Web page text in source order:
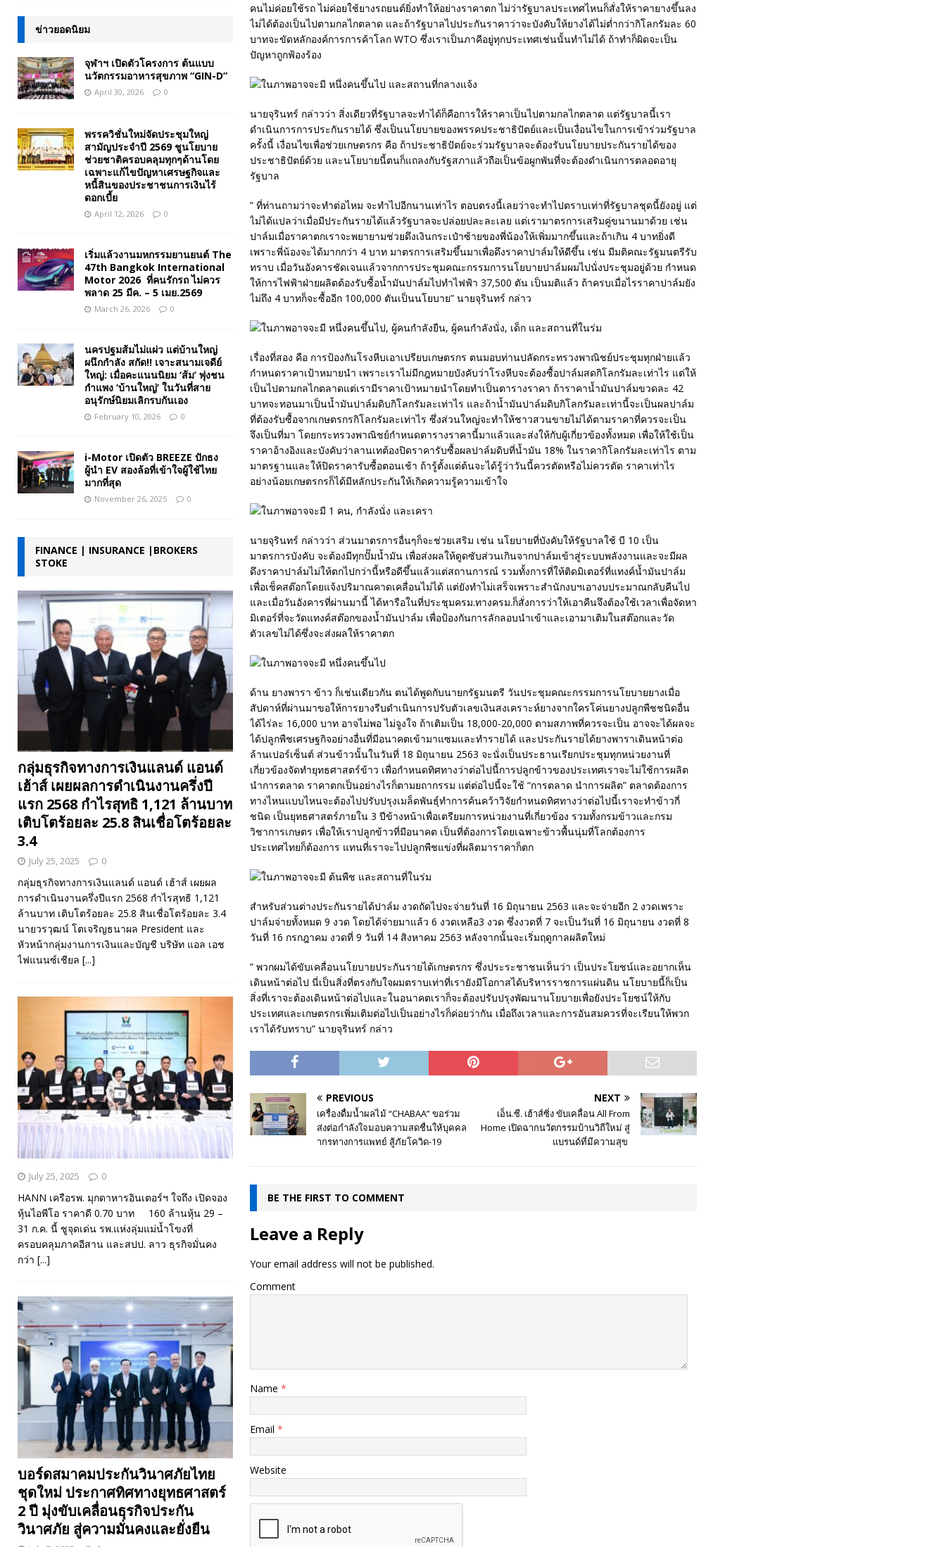
คนไม่ค่อยใช้รถ ไม่ค่อยใช้ยางรถยนต์ยิ่งทำให้อย่างราคาตก ไม่ว่ารัฐบาลประเทศไหนก็สั่งให้ราคายางขึ้นลง
ไม่ได้ต้องเป็นไปตามกลไกตลาด และถ้ารัฐบาลไปประกันราคาว่าจะบังคับให้ยางได้ไม่ต่ำกว่ากิโลกรัมละ 60
บาทจะขัดหลักองค์การการค้าโลก WTO ซึ่งเราเป็นภาคีอยู่ทุกประเทศเช่นนั้นทำไม่ได้ ถ้าทำก็ผิดจะเป็น
ปัญหาถูกฟ้องร้อง
นายจุรินทร์ กล่าวว่า สิ่งเดียวที่รัฐบาลจะทำได้ก็คือการให้ราคาเป็นไปตามกลไกตลาด แต่รัฐบาลนี้เรา
ดำเนินการการประกันรายได้ ซึ่งเป็นนโยบายของพรรคประชาธิปัตย์และเป็นเงื่อนไขในการเข้าร่วมรัฐบาล
ครั้งนี้ เงื่อนไขเพื่อช่วยเกษตรกร คือ ถ้าประชาธิปัตย์จะร่วมรัฐบาลจะต้องรับนโยบายประกันรายได้ของ
ประชาธิปัตย์ด้วย และนโยบายนี้ตนก็แถลงกับรัฐสภาแล้วถือเป็นข้อผูกพันที่จะต้องดำเนินการตลอดอายุ
รัฐบาล
” ที่ท่านถามว่าจะทำต่อไหม จะทำไปอีกนานเท่าไร ตอบตรงนี้เลยว่าจะทำไปตราบเท่าที่รัฐบาลชุดนี้ยังอยู่ แต่
ไม่ได้แปลว่าเมื่อมีประกันรายได้แล้วรัฐบาลจะปล่อยปละละเลย แต่เรามาตรการเสริมคู่ขนานมาด้วย เช่น
ปาล์มเมื่อราคาตกเราจะพยายามช่วยดึงเงินกระเป๋าซ้ายของพี่น้องให้เพิ่มมากขึ้นและถ้าเกิน 4 บาทยิ่งดี
เพราะพี่น้องจะได้มากกว่า 4 บาท มาตรการเสริมขึ้นมาเพื่อดึงราคาปาล์มให้ดีขึ้น เช่น มีมติคณะรัฐมนตรีรับ
ทราบ เมื่อวันอังคารชัดเจนแล้วจากการประชุมคณะกรรมการนโยบายปาล์มผมไปนั่งประชุมอยู่ด้วย กำหนด
ให้การไฟฟ้าฝ่ายผลิตต้องรับซื้อน้ำมันปาล์มไปทำไฟฟ้า 37,500 ตัน เป็นมติแล้ว ถ้าครบเมื่อไรราคาปาล์มยัง
ไม่ถึง 4 บาทก็จะซื้ออีก 100,000 ตันเป็นนโยบาย” นายจุรินทร์ กล่าว
เรื่องที่สอง คือ การป้องกันโรงหีบเอาเปรียบเกษตรกร ตนมอบท่านปลัดกระทรวงพาณิชย์ประชุมทุกฝ่ายแล้ว
กำหนดราคาเป้าหมายนำ เพราะเราไม่มีกฎหมายบังคับว่าโรงหีบจะต้องซื้อปาล์มสดกิโลกรัมละเท่าไร แต่ให้
เป็นไปตามกลไกตลาดแต่เรามีราคาเป้าหมายนำโดยทำเป็นตารางราคา ถ้าราคาน้ำมันปาล์มขวดละ 42
บาทจะทอนมาเป็นน้ำมันปาล์มดิบกิโลกรัมละเท่าไร และถ้าน้ำมันปาล์มดิบกิโลกรัมละเท่านี้จะเป็นผลปาล์ม
ที่ต้องรับซื้อจากเกษตรกรกิโลกรัมละเท่าไร ซึ่งส่วนใหญ่จะทำให้ชาวสวนขายไม่ได้ตามราคาที่ควรจะเป็น
จึงเป็นที่มา โดยกระทรวงพาณิชย์กำหนดตารางราคานี้มาแล้วและส่งให้กับผู้เกี่ยวข้องทั้งหมด เพื่อให้ใช้เป็น
ราคาอ้างอิงและบังคับว่าลานเทต้องปิดราคารับซื้อผลปาล์มดิบที่น้ำมัน 18% ในราคากิโลกรัมละเท่าไร ตาม
มาตรฐานและให้ปิดราคารับซื้อตอนเช้า ถ้ารู้ตั้งแต่ต้นจะได้รู้ว่าวันนี้ควรตัดหรือไม่ควรตัด ราคาเท่าไร
อย่างน้อยเกษตรกรก็ได้มีหลักประกันให้เกิดความรู้ความเข้าใจ
นายจุรินทร์ กล่าวว่า ส่วนมาตรการอื่นๆก็จะช่วยเสริม เช่น นโยบายที่บังคับให้รัฐบาลใช้ บี 10 เป็น
มาตรการบังคับ จะต้องมีทุกปั๊มน้ำมัน เพื่อส่งผลให้ดูดซับส่วนเกินจากปาล์มเข้าสู่ระบบพลังงานและจะมีผล
ดึงราคาปาล์มไม่ให้ตกไปกว่านี้หรือดีขึ้นแล้วแต่สถานการณ์ รวมทั้งการที่ให้ติดมิเตอร์ที่แทงค์น้ำมันปาล์ม
เพื่อเช็คสต๊อกโดยแจ้งปริมาณคาดเคลื่อนไม่ได้ แต่ยังทำไม่เสร็จเพราะสำนักงบฯเอางบประมาณกลับคืนไป
และเมื่อวันอังคารที่ผ่านมานี้ ได้หารือในที่ประชุมครม.ทางครม.ก็สั่งการว่าให้เอาคืนจึงต้องใช้เวลาเพื่อจัดหา
มิเตอร์ที่จะวัดแทงค์สต๊อกของน้ำมันปาล์ม เพื่อป้องกันการลักลอบนำเข้าและเอามาเติมในสต๊อกและวัด
ตัวเลขไม่ได้ซึ่งจะส่งผลให้ราคาตก
ด้าน ยางพารา ข้าว ก็เช่นเดียวกัน ตนได้พูดกับนายกรัฐมนตรี วันประชุมคณะกรรมการนโยบายยางเมื่อ
สัปดาห์ที่ผ่านมาขอให้การยางรีบดำเนินการปรับตัวเลขเงินสงเคราะห์ยางจากใครโค่นยางปลูกพืชชนิดอื่น
ได้ไร่ละ 16,000 บาท อาจไม่พอ ไม่จูงใจ ถ้าเติมเป็น 18,000-20,000 ตามสภาพที่ควรจะเป็น อาจจะได้ผลจะ
ได้ปลูกพืชเศรษฐกิจอย่างอื่นที่มีอนาคตเข้ามาแซมและทำรายได้ และประกันรายได้ยางพาราเดินหน้าต่อ
ล้านเปอร์เซ็นต์ ส่วนข้าวนั้นในวันที่ 18 มิถุนายน 2563 จะนั่งเป็นประธานเรียกประชุมทุกหน่วยงานที่
เกี่ยวข้องจัดทำยุทธศาสตร์ข้าว เพื่อกำหนดทิศทางว่าต่อไปนี้การปลูกข้าวของประเทศเราจะไม่ใช้การผลิต
นำการตลาด ราคาตกเป็นอย่างไรก็ตามยถากรรม แต่ต่อไปนี้จะใช้ “การตลาด นำการผลิต” ตลาดต้องการ
ทางไหนแบบไหนจะต้องไปปรับปรุงเมล็ดพันธุ์ทำการค้นคว้าวิจัยกำหนดทิศทางว่าต่อไปนี้เราจะทำข้าวกี่
ชนิด เป็นยุทธศาสตร์ภายใน 3 ปีข้างหน้าเพื่อเตรียมการหน่วยงานที่เกี่ยวข้อง รวมทั้งกรมข้าวและกรม
วิชาการเกษตร เพื่อให้เราปลูกข้าวที่มีอนาคต เป็นที่ต้องการโดยเฉพาะข้าวพื้นนุ่มที่โลกต้องการ
ประเทศไทยก็ต้องการ แทนที่เราจะไปปลูกพืชแข่งที่ผลิตมาราคาก็ตก
สำหรับส่วนต่างประกันรายได้ปาล์ม งวดถัดไปจะจ่ายวันที่ 16 มิถุนายน 2563 และจะจ่ายอีก 2 งวดเพราะ
ปาล์มจ่ายทั้งหมด 9 งวด โดยได้จ่ายมาแล้ว 6 งวดเหลือ3 งวด ซึ่งงวดที่ 7 จะเป็นวันที่ 16 มิถุนายน งวดที่ 8
วันที่ 16 กรกฎาคม งวดที่ 9 วันที่ 14 สิงหาคม 2563 หลังจากนั้นจะเริ่มฤดูกาลผลิตใหม่
” พวกผมได้ขับเคลื่อนนโยบายประกันรายได้เกษตรกร ซึ่งประระชาชนเห็นว่า เป็นประโยชน์และอยากเห็น
เดินหน้าต่อไป นี่เป็นสิ่งที่ตรงกับใจผมตราบเท่าที่เรายังมีโอกาสได้บริหารราชการแผ่นดิน นโยบายนี้ก็เป็น
สิ่งที่เราจะต้องเดินหน้าต่อไปและในอนาคตเราก็จะต้องปรับปรุงพัฒนานโยบายเพื่อยังประโยชน์ให้กับ
ประเทศและเกษตรกรเพิ่มเติมต่อไปเป็นอย่างไรก็ค่อยว่ากัน เมื่อถึงเวลาและการอันสมควรที่จะเรียนให้พวก
เราได้รับทราบ” นายจุรินทร์ กล่าว
PREVIOUS
เครื่องดื่มน้ำผลไม้ “CHABAA” ขอร่วม
ส่งต่อกำลังใจมอบความสดชื่นให้บุคคล
ากรทางการแพทย์ สู้ภัยโควิด-19
NEXT
เอ็น.ซี. เฮ้าส์ซิ่ง ขับเคลื่อน All From
Home เปิดฉากนวัตกรรมบ้านวิถีใหม่ สู่
แบรนด์ที่มีความสุข
BE THE FIRST TO COMMENT
Leave a Reply
Your email address will not be published.
Comment
Name *
Email *
Website
ข่าวยอดนิยม
จุฬาฯ เปิดตัวโครงการ ต้นแบบ
นวัตกรรมอาหารสุขภาพ “GIN-D”
April 30, 2026 0
พรรควิชั่นใหม่จัดประชุมใหญ่
สามัญประจำปี 2569 ชูนโยบาย
ช่วยชาติครอบคลุมทุกๆด้านโดย
เฉพาะแก้ไขปัญหาเศรษฐกิจและ
หนี้สินของประชาชนการเงินไร้
ดอกเบี้ย
April 12, 2026 0
เริ่มแล้วงานมหกรรมยานยนต์ The
47th Bangkok International
Motor 2026 ที่คนรักรถ ไม่ควร
พลาด 25 มีค. – 5 เมย.2569
March 26, 2026 0
นครปฐมส้มไม่แผ่ว แต่บ้านใหญ่
ผนึกกำลัง สกัด!! เจาะสนามเจดีย์
ใหญ่: เมื่อคะแนนนิยม ‘ส้ม’ พุ่งชน
กำแพง ‘บ้านใหญ่’ ในวันที่สาย
อนุรักษ์นิยมเลิกรบกันเอง
February 10, 2026 0
i-Motor เปิดตัว BREEZE ปักธง
ผู้นำ EV สองล้อที่เข้าใจผู้ใช้ไทย
มากที่สุด
November 26, 2025 0
FINANCE | INSURANCE |BROKERS
STOKE
กลุ่มธุรกิจทางการเงินแลนด์ แอนด์
เฮ้าส์ เผยผลการดำเนินงานครึ่งปี
แรก 2568 กำไรสุทธิ 1,121 ล้านบาท
เติบโตร้อยละ 25.8 สินเชื่อโตร้อยละ
3.4
July 25, 2025 0
กลุ่มธุรกิจทางการเงินแลนด์ แอนด์ เฮ้าส์ เผยผล
การดำเนินงานครึ่งปีแรก 2568 กำไรสุทธิ 1,121
ล้านบาท เติบโตร้อยละ 25.8 สินเชื่อโตร้อยละ 3.4
นายวรวุฒน์ โตเจริญธนาผล President และ
หัวหน้ากลุ่มงานการเงินและบัญชี บริษัท แอล เอช
ไฟแนนซ์เชียล [...]
July 25, 2025 0
HANN เครือรพ. มุกดาหารอินเตอร์ฯ ใจถึง เปิดจอง
หุ้นไอพีโอ ราคาดี 0.70 บาท 160 ล้านหุ้น 29 –
31 ก.ค. นี้ ชูจุดเด่น รพ.แห่งลุ่มแม่น้ำโขงที่
ครอบคลุมภาคอีสาน และสปป. ลาว ธุรกิจมั่นคง
กว่า [...]
บอร์ดสมาคมประกันวินาศภัยไทย
ชุดใหม่ ประกาศทิศทางยุทธศาสตร์
2 ปี มุ่งขับเคลื่อนธุรกิจประกัน
วินาศภัย สู่ความมั่นคงและยั่งยืน